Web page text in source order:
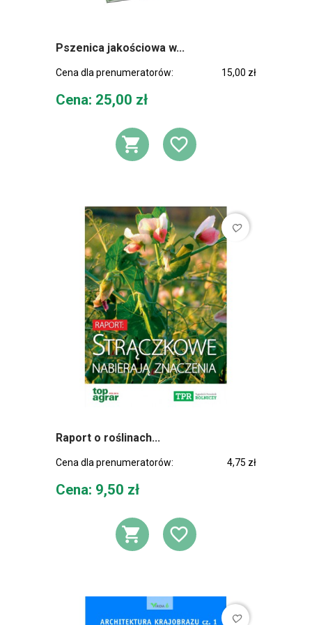
Pszenica jakościowa w...
Cena dla prenumeratorów: 15,00 zł
Cena
Cena: 25,00 zł
DODAJ DO
DODAJ DO
favorite_border
Raport o roślinach...
Cena dla prenumeratorów: 4,75 zł
Cena
Cena: 9,50 zł
DODAJ DO
DODAJ DO
favorite_border